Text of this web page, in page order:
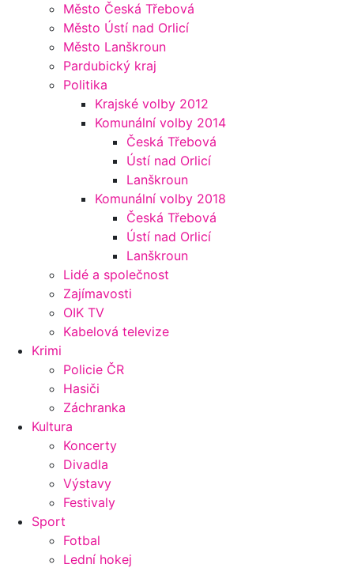
Město Česká Třebová
Město Ústí nad Orlicí
Město Lanškroun
Pardubický kraj
Politika
Krajské volby 2012
Komunální volby 2014
Česká Třebová
Ústí nad Orlicí
Lanškroun
Komunální volby 2018
Česká Třebová
Ústí nad Orlicí
Lanškroun
Lidé a společnost
Zajímavosti
OIK TV
Kabelová televize
Krimi
Policie ČR
Hasiči
Záchranka
Kultura
Koncerty
Divadla
Výstavy
Festivaly
Sport
Fotbal
Lední hokej